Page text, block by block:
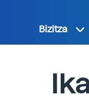
Bizitza